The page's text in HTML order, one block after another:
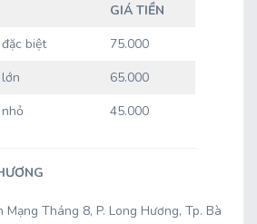
GIÁ TIỀN
biệt
75.000
65.000
45.000
Tháng 8, P. Long Hương, Tp. Bà